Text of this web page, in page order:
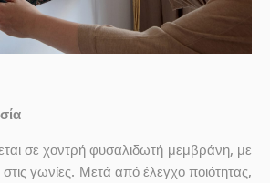
σε χοντρή φυσαλιδωτή μεμβράνη, με
στις γωνίες. Μετά από έλεγχο ποιότητας,